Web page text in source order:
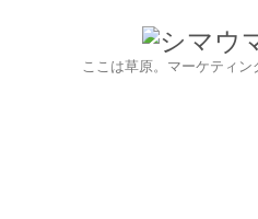
ここは草原。マーケティン